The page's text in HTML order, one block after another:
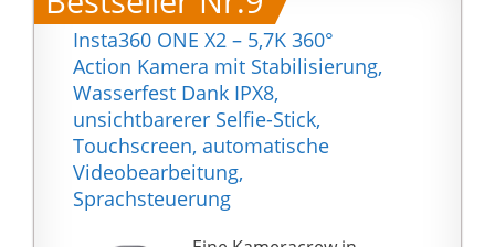
verfügt über
eingebaute
wiederaufladbare
Batterien mit hoher
Kapazität und wird
kontinuierlich über das
mitgelieferte
Solarpanel-Kit mit
Strom versorgt.
Insta360 ONE X2 – 5,7K 360°
Action Kamera mit Stabilisierung,
Wasserfest Dank IPX8,
unsichtbarerer Selfie-Stick,
Touchscreen, automatische
Videobearbeitung,
Sprachsteuerung